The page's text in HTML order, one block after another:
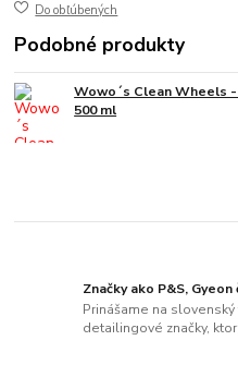
Do obľúbených
Podobné produkty
Wowo´s Clean Wheels
500 ml
Značky ako P&S,
Prinášame na
detailingové značky,